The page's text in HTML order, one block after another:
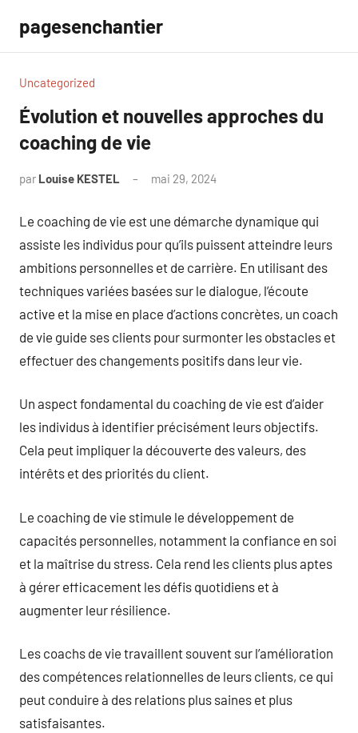
contenu
pagesenchantier
Uncategorized
Évolution et nouvelles approches du
coaching de vie
par Louise KESTEL mai 29, 2024
Le coaching de vie est une démarche dynamique qui
assiste les individus pour qu’ils puissent atteindre leurs
ambitions personnelles et de carrière. En utilisant des
techniques variées basées sur le dialogue, l’écoute
active et la mise en place d’actions concrètes, un coach
de vie guide ses clients pour surmonter les obstacles et
effectuer des changements positifs dans leur vie.
Un aspect fondamental du coaching de vie est d’aider
les individus à identifier précisément leurs objectifs.
Cela peut impliquer la découverte des valeurs, des
intérêts et des priorités du client.
Le coaching de vie stimule le développement de
capacités personnelles, notamment la confiance en soi
et la maîtrise du stress. Cela rend les clients plus aptes
à gérer efficacement les défis quotidiens et à
augmenter leur résilience.
Les coachs de vie travaillent souvent sur l’amélioration
des compétences relationnelles de leurs clients, ce qui
peut conduire à des relations plus saines et plus
satisfaisantes.